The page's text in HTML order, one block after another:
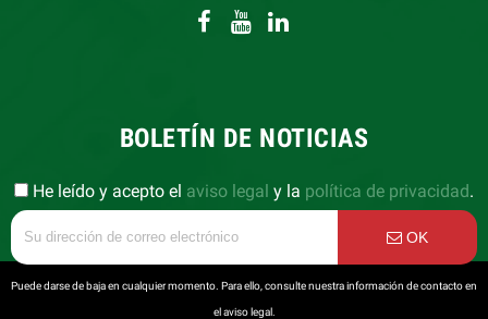
BOLETÍN DE NOTICIAS
He leído y acepto el aviso legal y la política de privacidad.
OK
Puede darse de baja en cualquier momento. Para ello, consulte nuestra información de contacto en
el aviso legal.